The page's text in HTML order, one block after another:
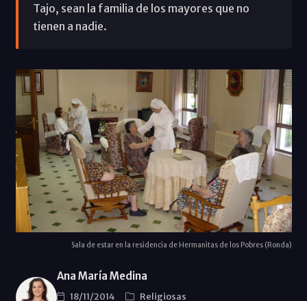
Tajo, sean la familia de los mayores que no
tienen a nadie.
Sala de estar en la residencia de Hermanitas de los Pobres (Ronda)
Ana María Medina
18/11/2014
Religiosas